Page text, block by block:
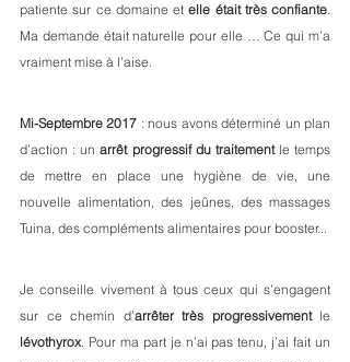
patiente sur ce domaine et elle était très confiante
Ma demande était naturelle pour elle … Ce qui m’a
vraiment mise à l’aise.
Mi-Septembre 2017 : nous avons déterminé un plan
d’action : un arrêt progressif du traitement le temps
de mettre en place une hygiène de vie, une
nouvelle alimentation, des jeûnes, des massages
Tuina, des compléments alimentaires pour booster...
Je conseille vivement à tous ceux qui s’engagent
sur ce chemin d’arrêter très progressivement le
lévothyrox. Pour ma part je n’ai pas tenu, j’ai fait un